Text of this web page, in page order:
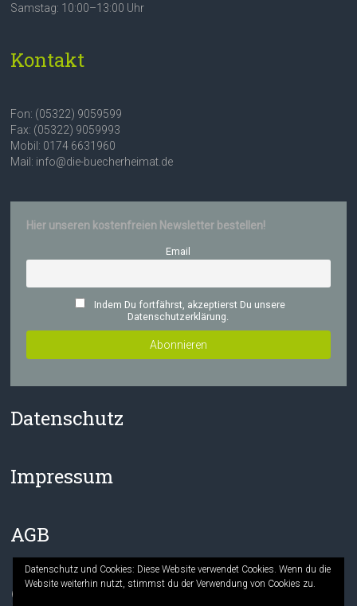
Samstag: 10:00–13:00 Uhr
Kontakt
Fon: (05322) 9059599
Fax: (05322) 9059993
Mobil: 0174 6631960
Mail: info@die-buecherheimat.de
Hier unseren kostenfreien Newsletter bestellen!
Email
Indem Du fortfährst, akzeptierst Du unsere
Datenschutzerklärung.
Datenschutz
Impressum
AGB
Facebook
Instagram
Datenschutz und Cookies: Diese Website verwendet Cookies. Wenn du die
Website weiterhin nutzt, stimmst du der Verwendung von Cookies zu.